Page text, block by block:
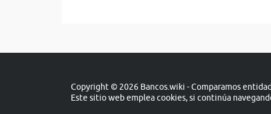
Copyright © 2026 Bancos.wiki - Comparamos
Este sitio web emplea cookies, si continúa